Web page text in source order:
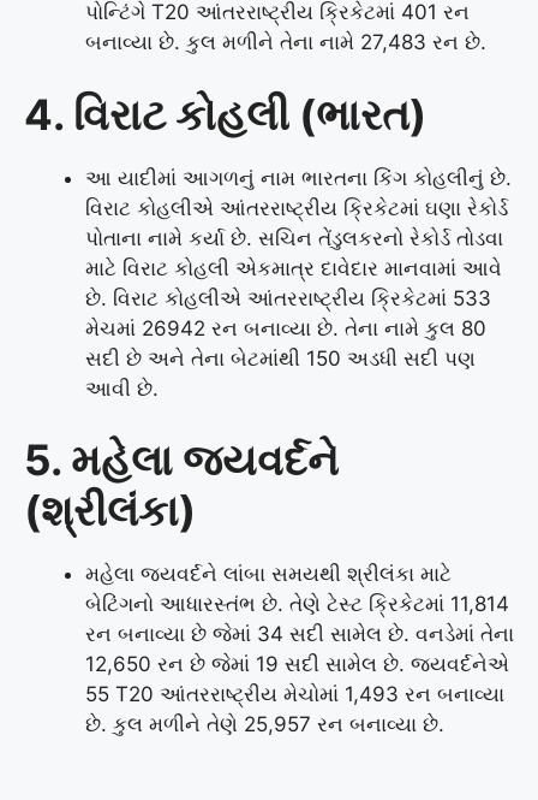
પોન્ટિંગે T20 આંતરરાષ્ટ્રીય ક્રિકેટમાં 401 રન
બનાવ્યા છે. કુલ મળીને તેના નામે 27,483 રન છે.
4. વિરાટ કોહલી (ભારત)
આ યાદીમાં આગળનું નામ ભારતના કિંગ કોહલીનું છે.
વિરાટ કોહલીએ આંતરરાષ્ટ્રીય ક્રિકેટમાં ઘણા રેકોર્ડ
પોતાના નામે કર્યા છે. સચિન તેંડુલકરનો રેકોર્ડ તોડવા
માટે વિરાટ કોહલી એકમાત્ર દાવેદાર માનવામાં આવે
છે. વિરાટ કોહલીએ આંતરરાષ્ટ્રીય ક્રિકેટમાં 533
મેચમાં 26942 રન બનાવ્યા છે. તેના નામે કુલ 80
સદી છે અને તેના બેટમાંથી 150 અડધી સદી પણ
આવી છે.
5. મહેલા જયવર્દને
(શ્રીલંકા)
મહેલા જયવર્દને લાંબા સમયથી શ્રીલંકા માટે
બેટિંગનો આધારસ્તંભ છે. તેણે ટેસ્ટ ક્રિકેટમાં 11,814
રન બનાવ્યા છે જેમાં 34 સદી સામેલ છે. વનડેમાં તેના
12,650 રન છે જેમાં 19 સદી સામેલ છે. જયવર્દનેએ
55 T20 આંતરરાષ્ટ્રીય મેચોમાં 1,493 રન બનાવ્યા
છે. કુલ મળીને તેણે 25,957 રન બનાવ્યા છે.